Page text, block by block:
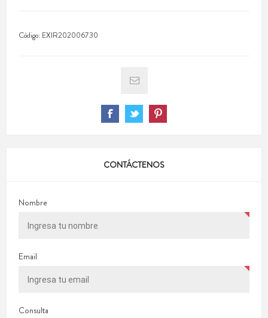
Código: EXIR202006730
CONTÁCTENOS
Nombre
Email
Consulta